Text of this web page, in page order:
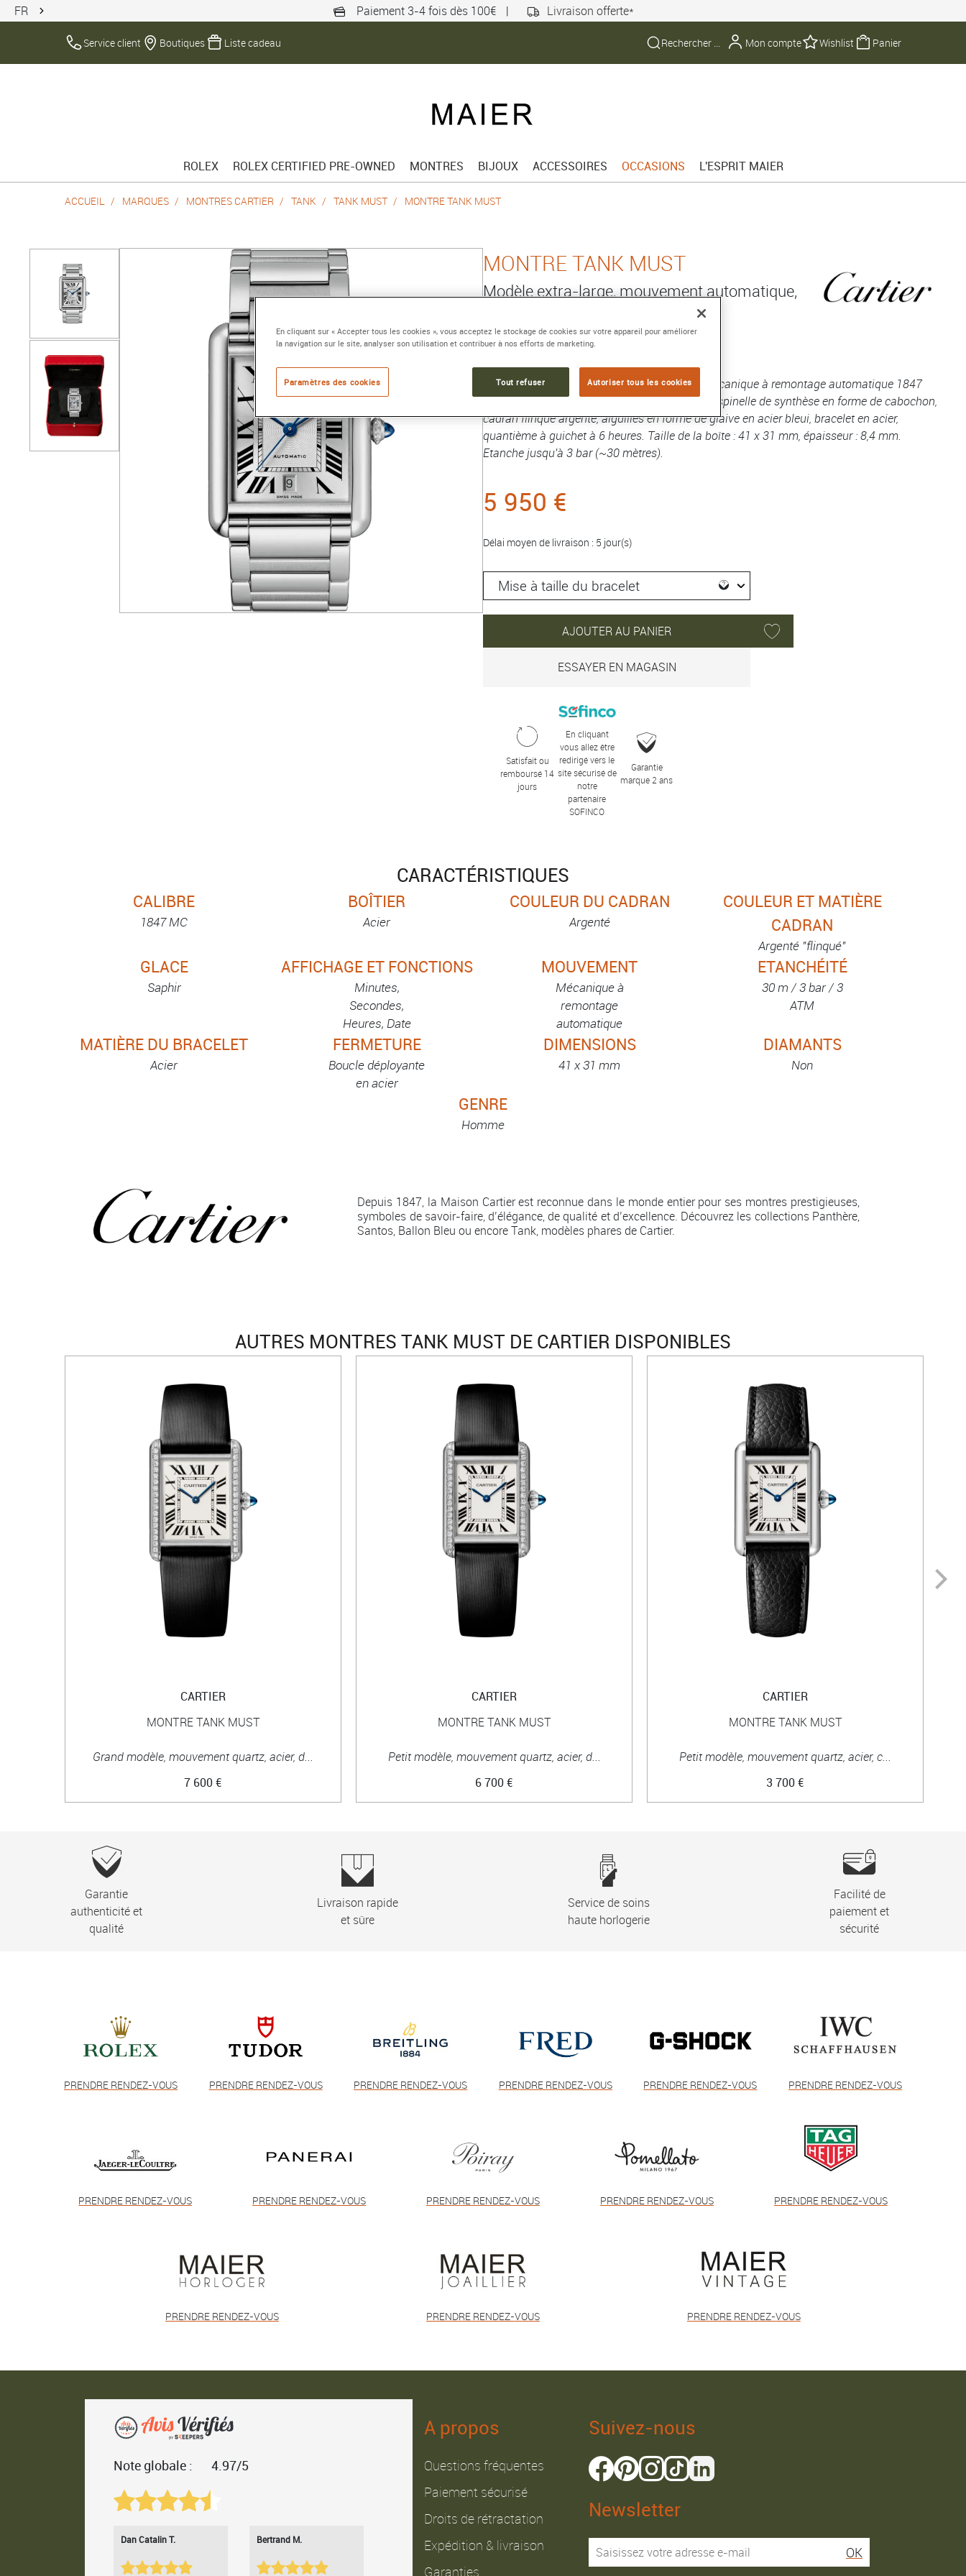
FR Paiement 3-4 fois dès 100€ | Livraison offerte*
Service client Boutiques Liste cadeau Mon compte Wishlist Panier
ROLEX ROLEX CERTIFIED PRE-OWNED MONTRES BIJOUX ACCESSOIRES OCCASIONS L'ESPRIT MAIER
ACCUEIL MARQUES MONTRES CARTIER TANK TANK MUST MONTRE TANK MUST
MONTRE TANK MUST
Modèle extra-large, mouvement automatique,
Référence :WSTA0053
Tank Must
Montre Tank Must, modèle XL, mouvement mécanique à remontage automatique 1847
MC. Boîte en acier, couronne perlée ornée d'un spinelle de synthèse en forme de cabochon,
cadran flinqué argenté, aiguilles en forme de glaive en acier bleui, bracelet en acier,
quantième à guichet à 6 heures. Taille de la boîte : 41 x 31 mm, épaisseur : 8,4 mm.
Etanche jusqu'à 3 bar (~30 mètres).
5 950 €
Délai moyen de livraison : 5 jour(s)
AJOUTER AU PANIER
ESSAYER EN MAGASIN
Satisfait ou
remboursé 14
jours
En cliquant
vous allez être
redirigé vers le
site sécurisé de
notre
partenaire
SOFINCO
Garantie
marque 2 ans
CARACTÉRISTIQUES
CALIBRE
1847 MC
BOÎTIER
Acier
COULEUR DU CADRAN
Argenté
COULEUR ET MATIÈRE
CADRAN
Argenté "flinqué"
GLACE
Saphir
AFFICHAGE ET FONCTIONS
Minutes,
Secondes,
Heures, Date
MOUVEMENT
Mécanique à
remontage
automatique
ETANCHÉITÉ
30 m / 3 bar / 3
ATM
MATIÈRE DU BRACELET
Acier
FERMETURE
Boucle déployante
en acier
DIMENSIONS
41 x 31 mm
DIAMANTS
Non
GENRE
Homme
Depuis 1847, la Maison Cartier est reconnue dans le monde entier pour ses montres prestigieuses,
symboles de savoir-faire, d’élégance, de qualité et d’excellence. Découvrez les collections Panthère,
Santos, Ballon Bleu ou encore Tank, modèles phares de Cartier.
AUTRES MONTRES TANK MUST DE CARTIER DISPONIBLES
CARTIER
MONTRE TANK MUST
Grand modèle, mouvement quartz, acier, d...
7 600 €
CARTIER
MONTRE TANK MUST
Petit modèle, mouvement quartz, acier, d...
6 700 €
CARTIER
MONTRE TANK MUST
Petit modèle, mouvement quartz, acier, c...
3 700 €
Garantie
authenticité et
qualité
Livraison rapide
et sûre
Service de soins
haute horlogerie
Facilité de
paiement et
sécurité
PRENDRE RENDEZ-VOUS PRENDRE RENDEZ-VOUS PRENDRE RENDEZ-VOUS PRENDRE RENDEZ-VOUS PRENDRE RENDEZ-VOUS PRENDRE RENDEZ-VOUS
PRENDRE RENDEZ-VOUS PRENDRE RENDEZ-VOUS PRENDRE RENDEZ-VOUS PRENDRE RENDEZ-VOUS PRENDRE RENDEZ-VOUS
PRENDRE RENDEZ-VOUS PRENDRE RENDEZ-VOUS PRENDRE RENDEZ-VOUS
Note globale : 4.97/5
Dan Catalin T. Bertrand M. Julien B. Isaac R. Elies S.
A propos
Questions fréquentes
Paiement sécurisé
Droits de rétractation
Expédition & livraison
Garanties
Suivez-nous
Newsletter
OK
En cliquant sur « Accepter tous les cookies », vous acceptez le stockage de cookies sur votre appareil pour améliorer
la navigation sur le site, analyser son utilisation et contribuer à nos efforts de marketing.
Paramètres des cookies Tout refuser Autoriser tous les cookies